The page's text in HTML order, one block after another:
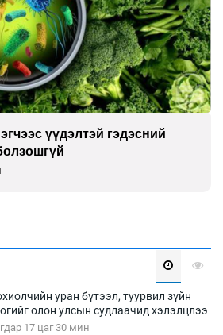
эрүүл мэндэд “санаа тавих”
зохион байгуулна
00 мин
уран бүтээл, туурвил зүйн
олон улсын судлаачид хэлэлцлээ
17 цаг 30 мин